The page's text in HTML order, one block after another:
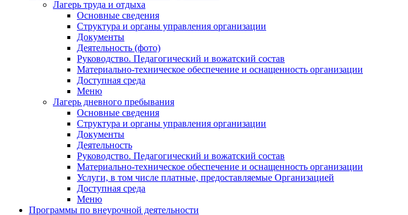
Лагерь труда и отдыха
Основные сведения
Структура и органы управления организации
Документы
Деятельность (фото)
Руководство. Педагогический и вожатский состав
Материально-техническое обеспечение и оснащенность организации
Доступная среда
Меню
Лагерь дневного пребывания
Основные сведения
Структура и органы управления организации
Документы
Деятельность
Руководство. Педагогический и вожатский состав
Материально-техническое обеспечение и оснащенность организации
Услуги, в том числе платные, предоставляемые Организацией
Доступная среда
Меню
Программы по внеурочной деятельности